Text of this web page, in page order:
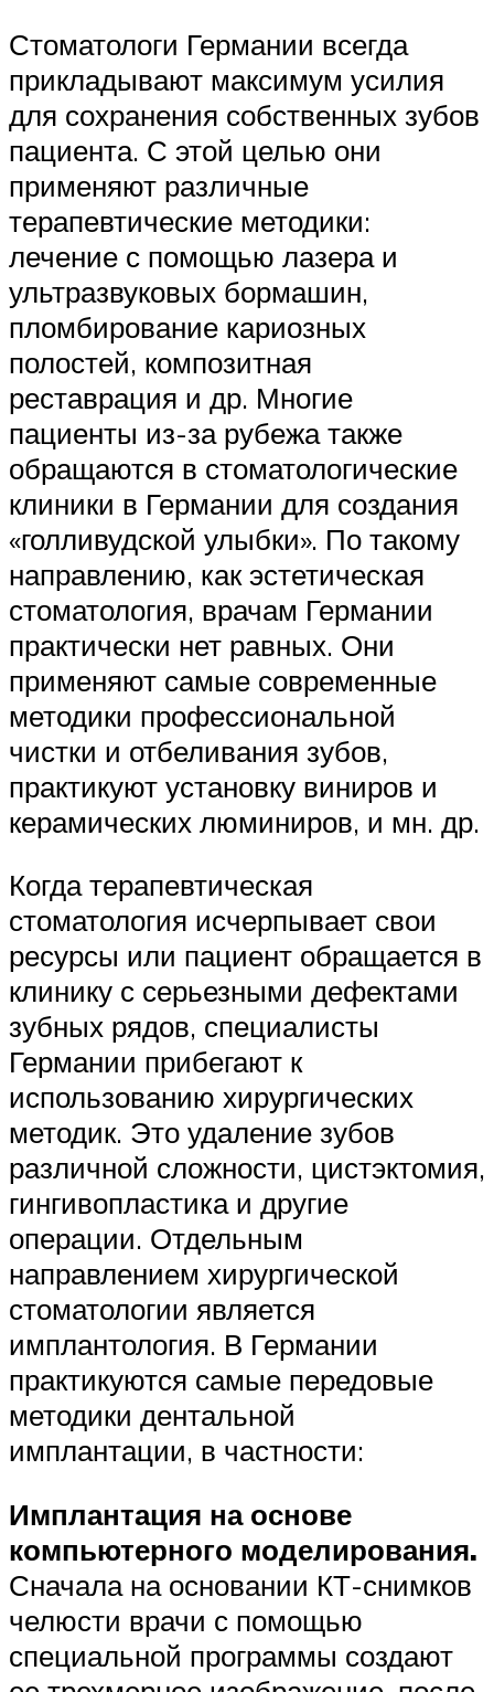
Стоматологи Германии всегда
прикладывают максимум усилия
для сохранения собственных зубов
пациента. С этой целью они
применяют различные
терапевтические методики:
лечение с помощью лазера и
ультразвуковых бормашин,
пломбирование кариозных
полостей, композитная
реставрация и др. Многие
пациенты из-за рубежа также
обращаются в стоматологические
клиники в Германии для создания
«голливудской улыбки». По такому
направлению, как эстетическая
стоматология, врачам Германии
практически нет равных. Они
применяют самые современные
методики профессиональной
чистки и отбеливания зубов,
практикуют установку виниров и
керамических люминиров, и мн. др.
Когда терапевтическая
стоматология исчерпывает свои
ресурсы или пациент обращается в
клинику с серьезными дефектами
зубных рядов, специалисты
Германии прибегают к
использованию хирургических
методик. Это удаление зубов
различной сложности, цистэктомия,
гингивопластика и другие
операции. Отдельным
направлением хирургической
стоматологии является
имплантология. В Германии
практикуются самые передовые
методики дентальной
имплантации, в частности:
Имплантация на основе
компьютерного моделирования.
Сначала на основании КТ-снимков
челюсти врачи с помощью
специальной программы создают